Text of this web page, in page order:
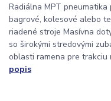
Radiálna MPT
bagrové, kolesové alebo
riadené stroje Masívna
so širokými stredovými
oblasti ramena pre trakciu
popis